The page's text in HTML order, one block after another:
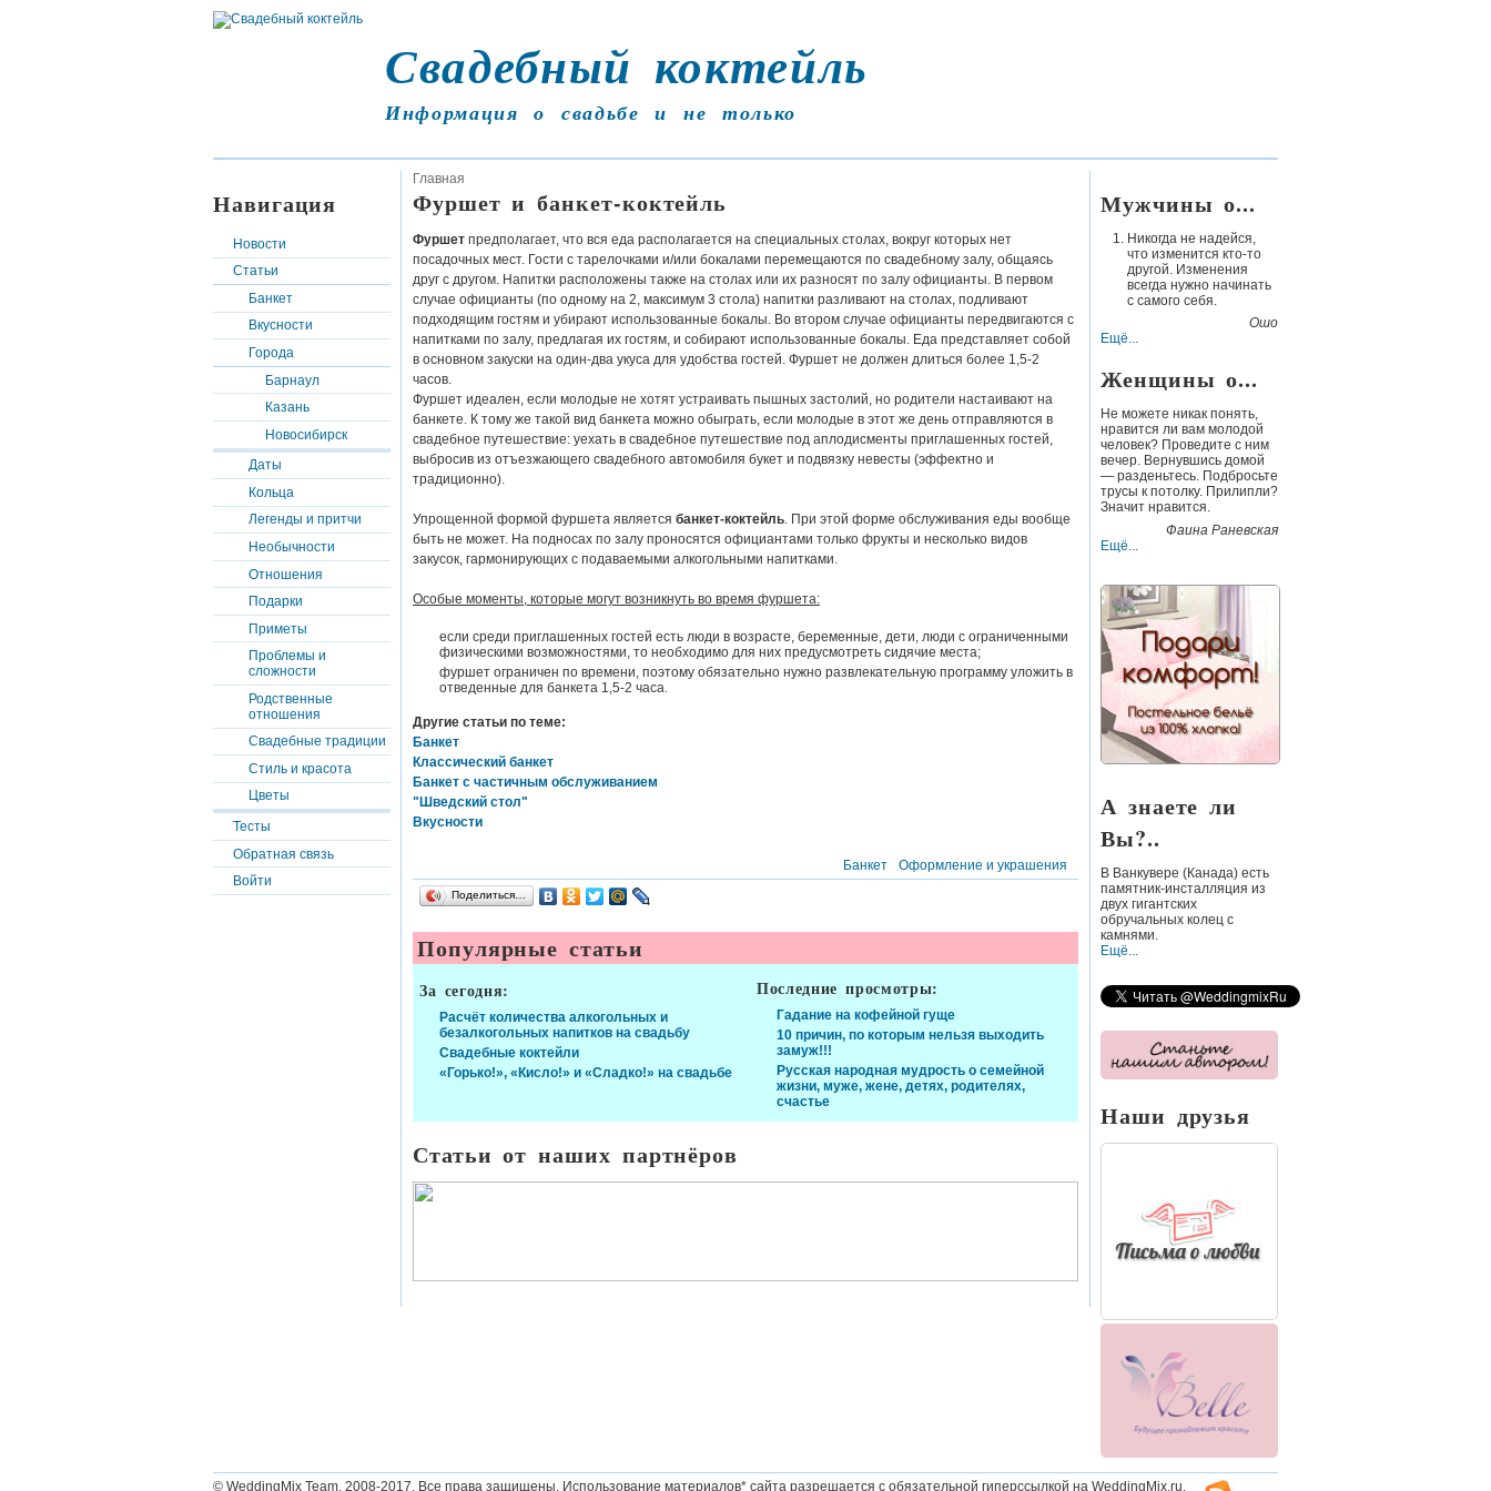
Свадебный коктейль
Информация о свадьбе и не только
Навигация
Новости
Статьи
Банкет
Вкусности
Города
Барнаул
Казань
Новосибирск
Даты
Кольца
Легенды и притчи
Необычности
Отношения
Подарки
Приметы
Проблемы и
сложности
Родственные
отношения
Свадебные традиции
Стиль и красота
Цветы
Тесты
Обратная связь
Войти
Главная
Фуршет и банкет-коктейль
Фуршет предполагает, что вся еда располагается на специальных столах, вокруг которых нет
посадочных мест. Гости с тарелочками и/или бокалами перемещаются по свадебному залу, общаясь
друг с другом. Напитки расположены также на столах или их разносят по залу официанты. В первом
случае официанты (по одному на 2, максимум 3 стола) напитки разливают на столах, подливают
подходящим гостям и убирают использованные бокалы. Во втором случае официанты передвигаются с
напитками по залу, предлагая их гостям, и собирают использованные бокалы. Еда представляет собой
в основном закуски на один-два укуса для удобства гостей. Фуршет не должен длиться более 1,5-2
часов.
Фуршет идеален, если молодые не хотят устраивать пышных застолий, но родители настаивают на
банкете. К тому же такой вид банкета можно обыграть, если молодые в этот же день отправляются в
свадебное путешествие: уехать в свадебное путешествие под аплодисменты приглашенных гостей,
выбросив из отъезжающего свадебного автомобиля букет и подвязку невесты (эффектно и
традиционно).
Упрощенной формой фуршета является банкет-коктейль. При этой форме обслуживания еды вообще
быть не может. На подносах по залу проносятся официантами только фрукты и несколько видов
закусок, гармонирующих с подаваемыми алкогольными напитками.
Особые моменты, которые могут возникнуть во время фуршета:
если среди приглашенных гостей есть люди в возрасте, беременные, дети, люди с ограниченными
физическими возможностями, то необходимо для них предусмотреть сидячие места;
фуршет ограничен по времени, поэтому обязательно нужно развлекательную программу уложить в
отведенные для банкета 1,5-2 часа.
Другие статьи по теме:
Банкет
Классический банкет
Банкет с частичным обслуживанием
"Шведский стол"
Вкусности
Банкет Оформление и украшения
Поделиться…
Популярные статьи
За сегодня:
Расчёт количества алкогольных и
безалкогольных напитков на свадьбу
Свадебные коктейли
«Горько!», «Кисло!» и «Сладко!» на свадьбе
Последние просмотры:
Гадание на кофейной гуще
10 причин, по которым нельзя выходить
замуж!!!
Русская народная мудрость o семейной
жизни, муже, жене, детях, родителях,
счастье
Статьи от наших партнёров
Мужчины о...
Никогда не надейся,
что изменится кто-то
другой. Изменения
всегда нужно начинать
с самого себя.
Ошо
Ещё...
Женщины о...
Не можете никак понять,
нравится ли вам молодой
человек? Проведите с ним
вечер. Вернувшись домой
— разденьтесь. Подбросьте
трусы к потолку. Прилипли?
Значит нравится.
Фаина Раневская
Ещё...
А знаете ли
Вы?..
В Ванкувере (Канада) есть
памятник-инсталляция из
двух гигантских
обручальных колец с
камнями.
Ещё...
Наши друзья
© WeddingMix Team, 2008-2017. Все права защищены. Использование материалов* сайта разрешается с обязательной гиперссылкой на WeddingMix.ru,